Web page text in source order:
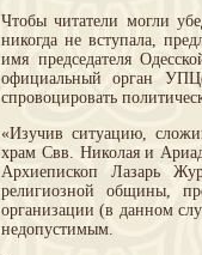
Чтобы читатели могли
никогда не вступала,
имя председателя
официальный орган
спровоцировать
«Изучив ситуацию,
храм Свв. Николая и
Архиепископ Лазарь
религиозной общины,
организации (в данном
недопустимым.